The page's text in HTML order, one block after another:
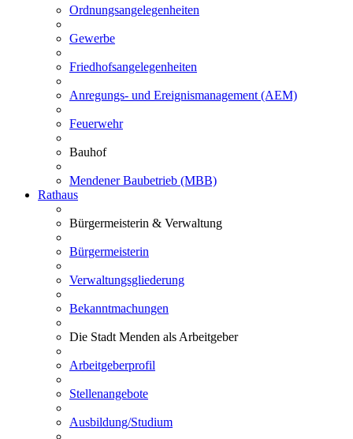
Ordnungsangelegenheiten
Gewerbe
Friedhofsangelegenheiten
Anregungs- und Ereignismanagement (AEM)
Feuerwehr
Bauhof
Mendener Baubetrieb (MBB)
Rathaus
Bürgermeisterin & Verwaltung
Bürgermeisterin
Verwaltungsgliederung
Bekanntmachungen
Die Stadt Menden als Arbeitgeber
Arbeitgeberprofil
Stellenangebote
Ausbildung/Studium